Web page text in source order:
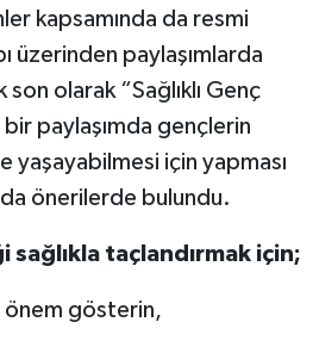
kapsamında da resmi
üzerinden paylaşımlarda
olarak “Sağlıklı Genç
bir paylaşımda gençlerin
yaşayabilmesi için yapması
önerilerde bulundu.
sağlıkla taçlandırmak için;
önem gösterin,